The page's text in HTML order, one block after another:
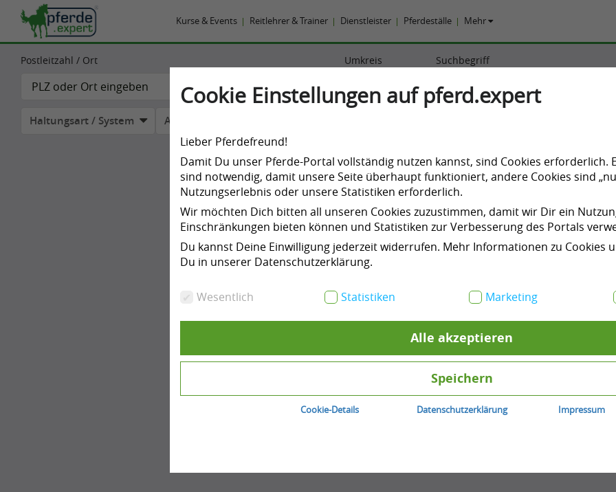
Cookie Einstellungen auf pferd.expert
Lieber Pferdefreund!
Damit Du unser Pferde-Portal vollständig nutzen kannst, sind Cookies erforderlich.
sind notwendig, damit unsere Seite überhaupt funktioniert, andere Cookies sind
Nutzungserlebnis oder unsere Statistiken erforderlich.
Wir möchten Dich bitten all unseren Cookies zuzustimmen, damit wir Dir ein
Einschränkungen bieten können und Statistiken zur Verbesserung des Portals
Du kannst Deine Einwilligung jederzeit widerrufen. Mehr Informationen zu Cookies
Du in unserer Datenschutzerklärung.
Wesentlich Statistiken Marketing
Alle akzeptieren
Speichern
Cookie-Details Datenschutzerklärung Impressum
Kurse & Events Reitlehrer & Trainer Dienstleister Pferdeställe Mehr
Postleitzahl / Ort Umkreis Suchbegriff
Haltungsart / System Angebote